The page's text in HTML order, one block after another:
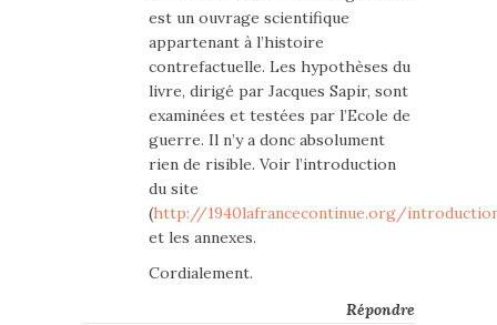
est un ouvrage scientifique
appartenant à l’histoire
contrefactuelle. Les hypothèses du
livre, dirigé par Jacques Sapir, sont
examinées et testées par l’Ecole de
guerre. Il n’y a donc absolument
rien de risible. Voir l’introduction
du site
(http://1940lafrancecontinue.org/
et les annexes.
Cordialement.
Répondre